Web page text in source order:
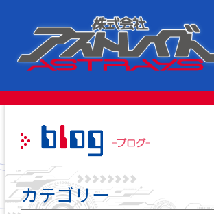
このページの本文へ移動
カテゴリー